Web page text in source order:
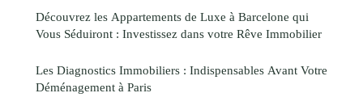
Découvrez les Appartements de Luxe à Barcelone qui
Vous Séduiront : Investissez dans votre Rêve Immobilier
Les Diagnostics Immobiliers : Indispensables Avant Votre
Déménagement à Paris